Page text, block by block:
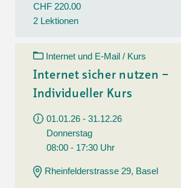
CHF 220.00
2 Lektionen
Internet und E-Mail / Kurs
Internet sicher nutzen –
Individueller Kurs
01.01.26 - 31.12.26
Donnerstag
08:00 - 17:30 Uhr
Rheinfelderstrasse 29, Basel